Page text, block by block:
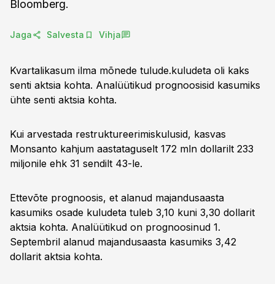
Bloomberg.
Jaga Salvesta Vihja
Kvartalikasum ilma mõnede tulude.kuludeta oli kaks
senti aktsia kohta. Analüütikud prognoosisid kasumiks
ühte senti aktsia kohta.
Kui arvestada restruktureerimiskulusid, kasvas
Monsanto kahjum aastataguselt 172 mln dollarilt 233
miljonile ehk 31 sendilt 43-le.
Ettevõte prognoosis, et alanud majandusaasta
kasumiks osade kuludeta tuleb 3,10 kuni 3,30 dollarit
aktsia kohta. Analüütikud on prognoosinud 1.
Septembril alanud majandusaasta kasumiks 3,42
dollarit aktsia kohta.